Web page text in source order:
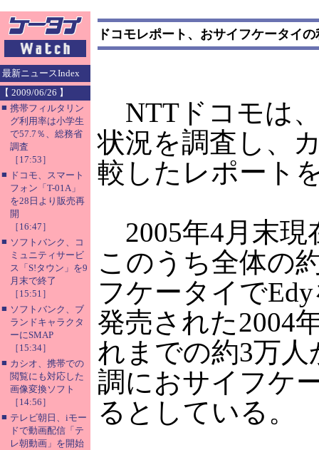
最新ニュースIndex
【 2009/06/26 】
■ 携帯フィルタリン
グ利用率は小学生
で57.7％、総務省
調査
［17:53］
■ ドコモ、スマート
フォン「T-01A」
を28日より販売再
開
［16:47］
■ ソフトバンク、コ
ミュニティサービ
ス「S!タウン」を9
月末で終了
［15:51］
■ ソフトバンク、ブ
ランドキャラクタ
ーにSMAP
［15:34］
■ カシオ、携帯での
閲覧にも対応した
画像変換ソフト
［14:56］
■ テレビ朝日、iモー
ドで動画配信「テ
レ朝動画」を開始
ドコモレポート、おサイフケータイ
NTTドコモは
状況を調査し、
較したレポート
2005年4月末現
このうち全体の
フケータイで
発売された2004
れまでの約3万
調におサイフケ
るとしている。